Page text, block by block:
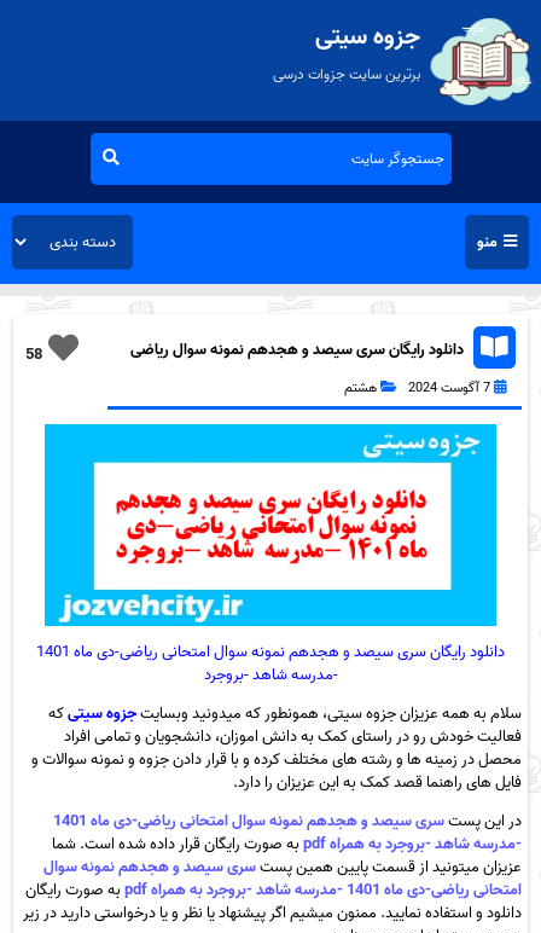
جزوه سیتی
برترین سایت جزوات درسی
منو
58
دانلود رایگان سری سیصد و هجدهم نمونه سوال ریاضی
هشتم به همراه pdf
7 آگوست 2024 هشتم
دانلود رایگان سری سیصد و هجدهم نمونه سوال امتحانی ریاضی-دی ماه 1401
-مدرسه شاهد -بروجرد
سلام به همه عزیزان جزوه سیتی، همونطور که میدونید وبسایتجزوه سیتیکه
فعالیت خودش رو در راستای کمک به دانش اموزان، دانشجویان و تمامی افراد
محصل در زمینه ها و رشته های مختلف کرده و با قرار دادن جزوه و نمونه سوالات و
فایل های راهنما قصد کمک به این عزیزان را دارد.
در این پست
سری سیصد و هجدهم نمونه سوال امتحانی ریاضی-دی ماه 1401
-مدرسه شاهد -بروجرد به همراه pdf
به صورت رایگان قرار داده شده است. شما
عزیزان میتونید از قسمت پایین همین پستسری سیصد و هجدهم نمونه سوال
امتحانی ریاضی-دی ماه 1401 -مدرسه شاهد -بروجرد به همراه pdf
به صورت رایگان
دانلود و استفاده نمایید. ممنون میشیم اگر پیشنهاد یا نظر و یا درخواستی دارید در زیر